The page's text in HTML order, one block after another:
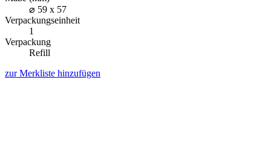
⌀ 59 x 57
Verpackungseinheit
1
Verpackung
Refill
zur Merkliste hinzufügen